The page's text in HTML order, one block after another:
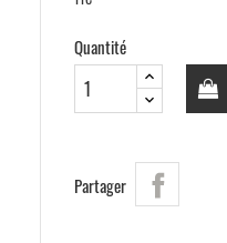
Quantité
Partager